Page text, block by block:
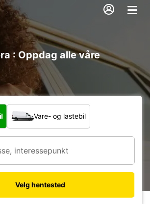
: Oppdag alle våre
Vare- og lastebil
Velg hentested